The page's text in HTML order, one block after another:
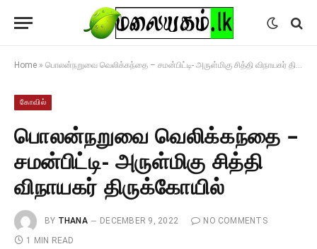
Home » பொலன்நறுவை வெலிக்கந்தை – சமன்பிட்டி- அருள்மிகு சித்தி விநாயகர் திருக்கோயில்
கோவில்
பொலன்நறுவை வெலிக்கந்தை –
சமன்பிட்டி- அருள்மிகு சித்தி
விநாயகர் திருக்கோயில்
BY THANA DECEMBER 9, 2022
NO COMMENTS
1 MIN READ